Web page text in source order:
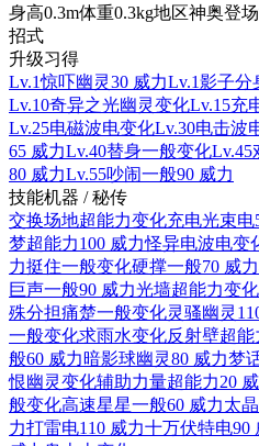
身高0.3m体重0.3kg地区神奥登
招式
升级习得
Lv.1惊吓幽灵30 威力Lv.1影子分
Lv.10奇异之光幽灵变化Lv.15充
Lv.25电磁波电变化Lv.30电击波
65 威力Lv.40替身一般变化Lv.45
80 威力Lv.55吵闹一般90 威力
技能机器 / 秘传
交换场地超能力变化充电光束电
梦超能力100 威力怪异电波电变
力挺住一般变化硬撑一般70 威力
巨声一般90 威力光墙超能力变化
殊分担痛楚一般变化灵骚幽灵
一般变化求雨水变化反射壁超能
般60 威力暗影球幽灵80 威力梦
恨幽灵变化辅助力量超能力20
般变化高速星星一般60 威力太
力打雷电110 威力十万伏特电90